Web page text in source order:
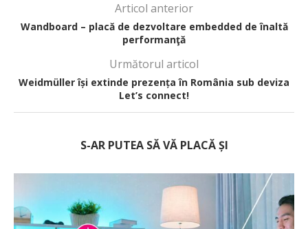
Articol anterior
Wandboard – placă de dezvoltare embedded de înaltă
performanţă
Următorul articol
Weidmüller își extinde prezența în România sub deviza
Let’s connect!
S-AR PUTEA SĂ VĂ PLACĂ ȘI